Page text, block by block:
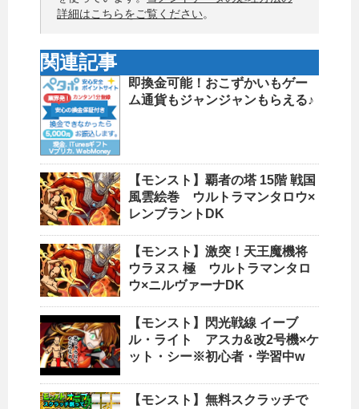
詳細はこちらをご覧ください。
関連記事
即換金可能！おこずかいもゲー
ム通貨もジャンジャンもらえる♪
【モンスト】覇者の塔 15階 戦国
風雲絵巻 ウルトラマンタロウ×
レンブラントDK
【モンスト】激突！天王魔機将
ウラヌス 極 ウルトラマンタロ
ウ×ニルヴァーナDK
【モンスト】閃光戦線 イーブ
ル・ライト アスカ&改2号機×ケ
ット・シー※初心者・学習中w
【モンスト】無料スクラッチで